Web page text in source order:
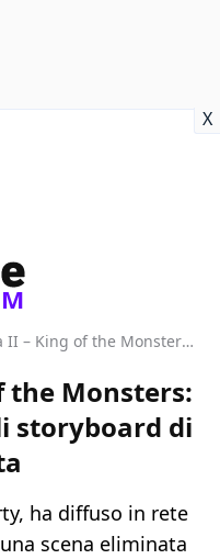
X
Godzilla II – King of the Monsters: il regista mostra gli storyboard di una scena eliminata
the Monsters:
storyboard di
ha diffuso in rete
scena eliminata